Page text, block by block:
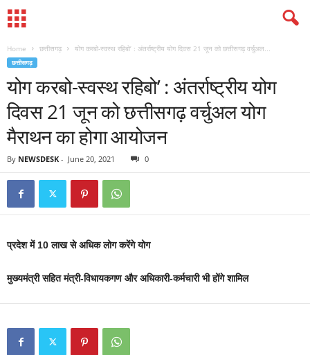
Home छत्तीसगढ़ योग करबो-स्वस्थ रहिबो’ : अंतर्राष्ट्रीय योग दिवस 21 जून को छत्तीसगढ़ वर्चुअल...
छत्तीसगढ़
योग करबो-स्वस्थ रहिबो’ : अंतर्राष्ट्रीय योग
दिवस 21 जून को छत्तीसगढ़ वर्चुअल योग
मैराथन का होगा आयोजन
By NEWSDESK - June 20, 2021 0
प्रदेश में 10 लाख से अधिक लोग करेंगे योग
मुख्यमंत्री सहित मंत्री-विधायकगण और अधिकारी-कर्मचारी भी होंगे शामिल